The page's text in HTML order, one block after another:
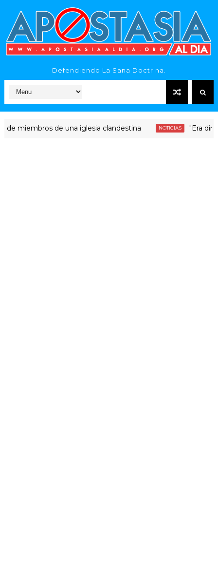
Defendiendo La Sana Doctrina.
de una iglesia clandestina NOTICIAS "Era dinero